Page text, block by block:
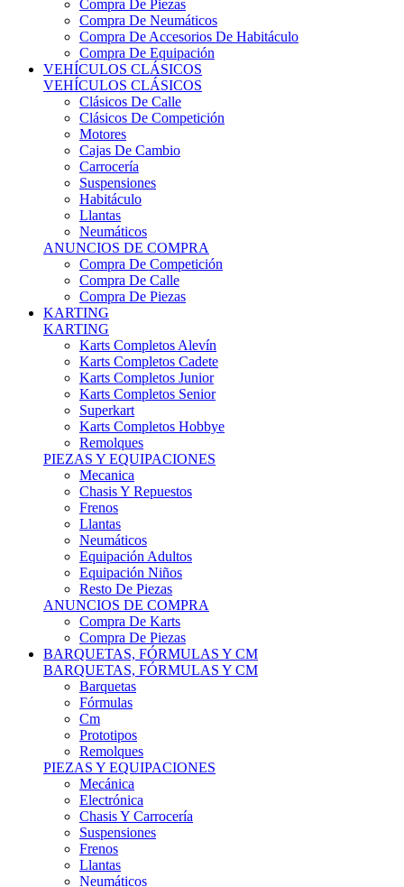
Compra De Accesorios De Habitáculo
Compra De Equipación
VEHÍCULOS CLÁSICOS
VEHÍCULOS CLÁSICOS
Clásicos De Calle
Clásicos De Competición
Motores
Cajas De Cambio
Carrocería
Suspensiones
Habitáculo
Llantas
Neumáticos
ANUNCIOS DE COMPRA
Compra De Competición
Compra De Calle
Compra De Piezas
KARTING
KARTING
Karts Completos Alevín
Karts Completos Cadete
Karts Completos Junior
Karts Completos Senior
Superkart
Karts Completos Hobbye
Remolques
PIEZAS Y EQUIPACIONES
Mecanica
Chasis Y Repuestos
Frenos
Llantas
Neumáticos
Equipación Adultos
Equipación Niños
Resto De Piezas
ANUNCIOS DE COMPRA
Compra De Karts
Compra De Piezas
BARQUETAS, FÓRMULAS Y CM
BARQUETAS, FÓRMULAS Y CM
Barquetas
Fórmulas
Cm
Prototipos
Remolques
PIEZAS Y EQUIPACIONES
Mecánica
Electrónica
Chasis Y Carrocería
Suspensiones
Frenos
Llantas
Neumáticos
Resto De Piezas